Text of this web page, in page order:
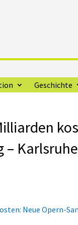
Geschichte
–
Neue Opern-